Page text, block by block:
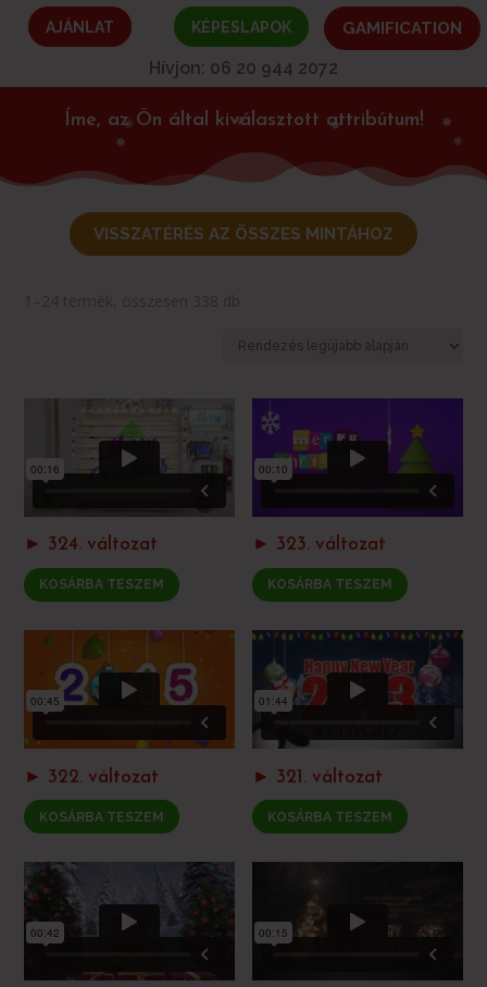
AJÁNLAT KÉPESLAPOK GAMIFICATION
Hívjon: 06 20 944 2072
Íme, az Ön által kiválasztott attribútum!
VISSZATÉRÉS AZ ÖSSZES MINTÁHOZ
latest
► 324. változat
KOSÁRBA TESZEM
► 323. változat
KOSÁRBA TESZEM
► 322. változat
KOSÁRBA TESZEM
► 321. változat
KOSÁRBA TESZEM